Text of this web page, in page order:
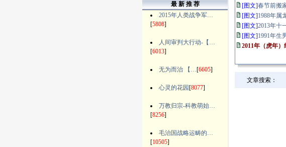
最 新 推 荐
2015年人类战争军…
[5808]
人间审判大行动-【…
[6013]
无为而治 【…[6605]
心灵的花园 [8077]
万教归宗-科教萌始…
[8256]
毛治国战略运畴的…
[10505]
[图文]春节前搬
[图文]1988年属
[图文]2013年十
[图文]1991年生
2011年（虎年）
文章搜索：